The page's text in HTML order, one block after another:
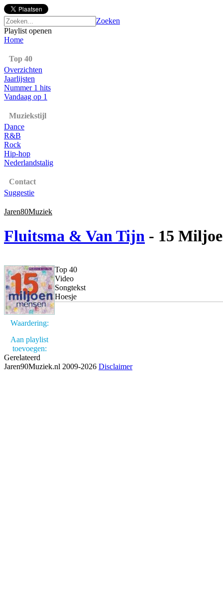
Zoeken
Playlist openen
Home
Top 40
Overzichten
Jaarlijsten
Nummer 1 hits
Vandaag op 1
Muziekstijl
Dance
R&B
Rock
Hip-hop
Nederlandstalig
Contact
Suggestie
Jaren80Muziek
Fluitsma & Van Tijn - 15
Waardering:
Aan playlist
toevoegen:
Top 40
Video
Songtekst
Hoesje
Gerelateerd
Jaren90Muziek.nl 2009-2026 Disclaimer